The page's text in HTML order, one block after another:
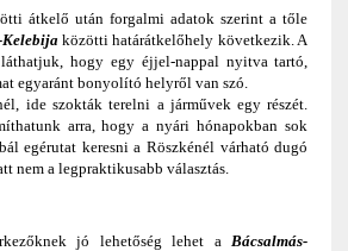
átkelő után forgalmi adatok szerint a tőle
Kelebija közötti határátkelőhely következik. A
hogy egy éjjel-nappal nyitva tartó,
egyaránt bonyolító helyről van szó.
ide szokták terelni a járművek egy részét.
arra, hogy a nyári hónapokban sok
egérutat keresni a Röszkénél várható dugó
nem a legpraktikusabb választás.
jó lehetőség lehet a Bácsalmás-